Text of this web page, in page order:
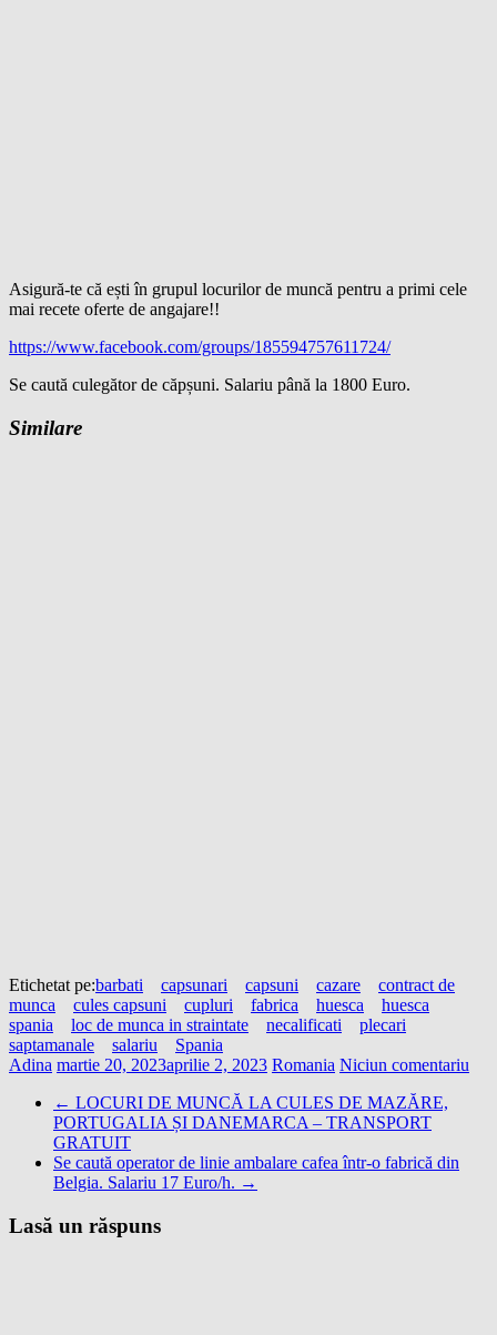
Asigură-te că ești în grupul locurilor de muncă pentru a primi cele
mai recete oferte de angajare!!
https://www.facebook.com/groups/185594757611724/
Se caută culegător de căpșuni. Salariu până la 1800 Euro.
Similare
Etichetat pe:barbati capsunari capsuni cazare
contract de
munca
cules capsuni cupluri fabrica huesca
huesca
spania
loc de munca in straintate necalificati
plecari
saptamanale
salariu
Spania
Adina martie 20, 2023aprilie 2, 2023 Romania Niciun comentariu
← LOCURI DE MUNCĂ LA CULES DE MAZĂRE,
PORTUGALIA ȘI DANEMARCA – TRANSPORT
GRATUIT
Se caută operator de linie ambalare cafea într-o fabrică din
Belgia. Salariu 17 Euro/h. →
Lasă un răspuns